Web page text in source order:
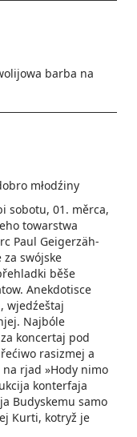
barba na
młodźiny
sobotu, 01. měrca,
towarstwa
Paul Geigerzäh-
swójske
běše
Anekdotisce
wjedźeštaj
Najbóle
koncertaj pod
rasizmej a
rjad »Hody nimo
konterfaja
Budyskemu samo
Kurti, kotryž je